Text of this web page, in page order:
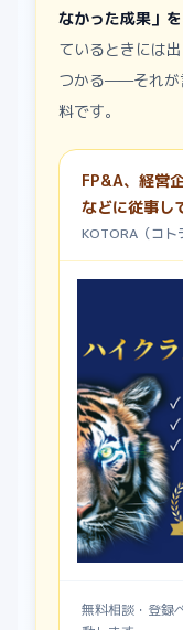
なかった成果」
ているときには
つかる——それが
料です。
FP&A、経営
などに従事し
KOTORA（コト
無料相談・登録